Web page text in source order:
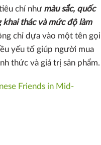
chí như màu sắc, quốc
thác và mức độ làm
chỉ dựa vào một tên gọi
yếu tố giúp người mua
thức và giá trị sản phẩm.
Friends in Mid-